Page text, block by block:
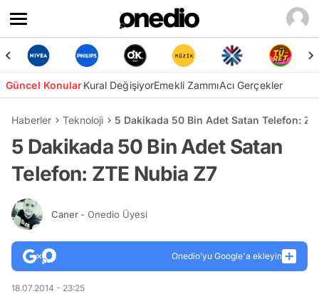
Güncel KonularKural DeğişiyorEmekli ZammıAcı Gerçekler
Haberler Teknoloji 5 Dakikada 50 Bin Adet Satan Telefon:
5 Dakikada 50 Bin Adet Satan
Telefon: ZTE Nubia Z7
Caner - Onedio Üyesi
Onedio’yu Google'a ekleyin
18.07.2014 - 23:25